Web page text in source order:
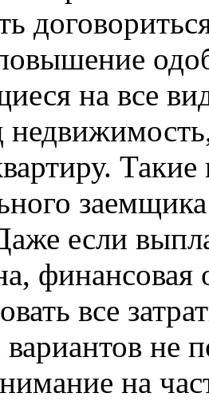
на все
если
финансовая
все
не
на